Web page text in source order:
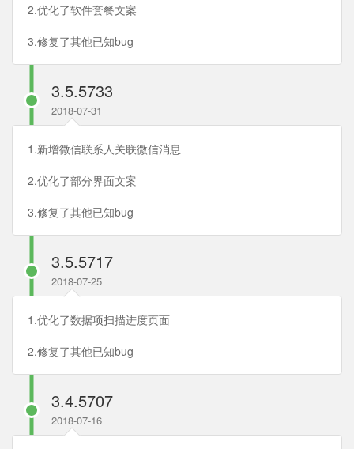
2.优化了软件套餐文案
3.修复了其他已知bug
3.5.5733
2018-07-31
1.新增微信联系人关联微信消息
2.优化了部分界面文案
3.修复了其他已知bug
3.5.5717
2018-07-25
1.优化了数据项扫描进度页面
2.修复了其他已知bug
3.4.5707
2018-07-16